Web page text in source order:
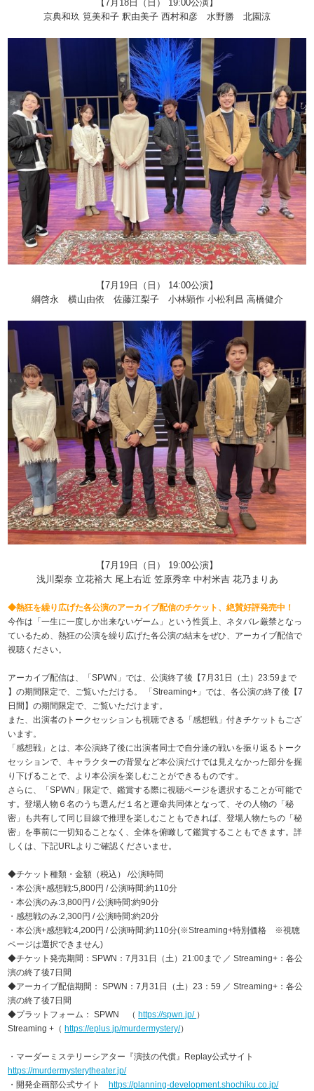
【7月18日（日） 19:00公演】
京典和玖 筧美和子 釈由美子 西村和彦 水野勝 北園涼
【7月19日（日） 14:00公演】
綱啓永 横山由依 佐藤江梨子 小林顕作 小松利昌 高橋健介
【7月19日（日） 19:00公演】
浅川梨奈 立花裕大 尾上右近 笠原秀幸 中村米吉 花乃まりあ
◆熱狂を繰り広げた各公演のアーカイブ配信のチケット、絶賛好評発売中！
今作は「一生に一度しか出来ないゲーム」という性質上、ネタバレ厳禁となっ
ているため、熱狂の公演を繰り広げた各公演の結末をぜひ、アーカイブ配信で
視聴ください。
アーカイブ配信は、「SPWN」では、公演終了後【7月31日（土）23:59まで
】の期間限定で、ご覧いただける。 「Streaming+」では、各公演の終了後【7
日間】の期間限定で、ご覧いただけます。
また、出演者のトークセッションも視聴できる「感想戦」付きチケットもござ
います。
「感想戦」とは、本公演終了後に出演者同士で自分達の戦いを振り返るトーク
セッションで、キャラクターの背景など本公演だけでは見えなかった部分を掘
り下げることで、より本公演を楽しむことができるものです。
さらに、「SPWN」限定で、鑑賞する際に視聴ページを選択することが可能で
す。登場人物６名のうち選んだ１名と運命共同体となって、その人物の「秘
密」も共有して同じ目線で推理を楽しむこともできれば、登場人物たちの「秘
密」を事前に一切知ることなく、全体を俯瞰して鑑賞することもできます。詳
しくは、下記URLよりご確認くださいませ。
◆チケット種類・金額（税込） /公演時間
・本公演+感想戦:5,800円 / 公演時間:約110分
・本公演のみ:3,800円 / 公演時間:約90分
・感想戦のみ:2,300円 / 公演時間:約20分
・本公演+感想戦:4,200円 / 公演時間:約110分(※Streaming+特別価格 ※視聴
ページは選択できません)
◆チケット発売期間：SPWN：7月31日（土）21:00まで ／ Streaming+：各公
演の終了後7日間
◆アーカイブ配信期間： SPWN：7月31日（土）23：59 ／ Streaming+：各公
演の終了後7日間
◆プラットフォーム： SPWN （ https://spwn.jp/ ）
Streaming +（ https://eplus.jp/murdermystery/）
・マーダーミステリーシアター『演技の代償』Replay公式サイト
https://murdermysterytheater.jp/
・開発企画部公式サイト https://planning-development.shochiku.co.jp/